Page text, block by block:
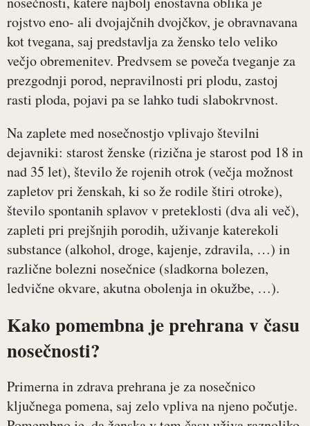
rojstvo eno- ali dvojajčnih dvojčkov, je obravnavana
kot tvegana, saj predstavlja za žensko telo veliko
večjo obremenitev. Predvsem se poveča tveganje za
prezgodnji porod, nepravilnosti pri plodu, zastoj
rasti ploda, pojavi pa se lahko tudi slabokrvnost.
Na zaplete med nosečnostjo vplivajo številni
dejavniki: starost ženske (rizična je starost pod 18 in
nad 35 let), število že rojenih otrok (večja možnost
zapletov pri ženskah, ki so že rodile štiri otroke),
število spontanih splavov v preteklosti (dva ali več),
zapleti pri prejšnjih porodih, uživanje katerekoli
substance (alkohol, droge, kajenje, zdravila, …) in
različne bolezni nosečnice (sladkorna bolezen,
ledvične okvare, akutna obolenja in okužbe, …).
Kako pomembna je prehrana v času
nosečnosti?
Primerna in zdrava prehrana je za nosečnico
ključnega pomena, saj zelo vpliva na njeno počutje.